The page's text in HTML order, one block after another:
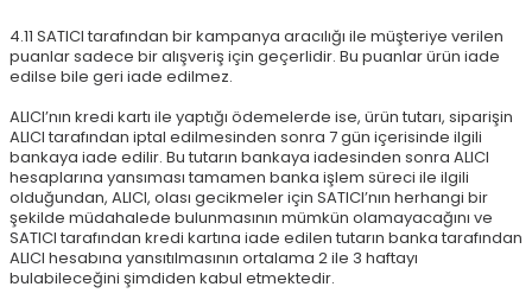
4.11 SATICI tarafından bir kampanya aracılığı ile müşteriye verilen
puanlar sadece bir alışveriş için geçerlidir. Bu puanlar ürün iade
edilse bile geri iade edilmez.
ALICI’nın kredi kartı ile yaptığı ödemelerde ise, ürün tutarı, siparişin
ALICI tarafından iptal edilmesinden sonra 7 gün içerisinde ilgili
bankaya iade edilir. Bu tutarın bankaya iadesinden sonra ALICI
hesaplarına yansıması tamamen banka işlem süreci ile ilgili
olduğundan, ALICI, olası gecikmeler için SATICI’nın herhangi bir
şekilde müdahalede bulunmasının mümkün olamayacağını ve
SATICI tarafından kredi kartına iade edilen tutarın banka tarafından
ALICI hesabına yansıtılmasının ortalama 2 ile 3 haftayı
bulabileceğini şimdiden kabul etmektedir.